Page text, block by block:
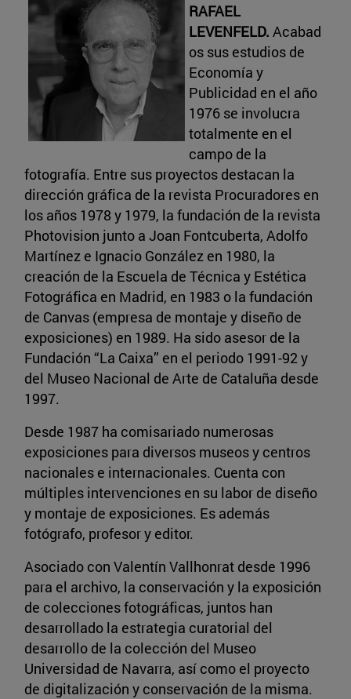
RAFAEL
LEVENFELD. Acabad
os sus estudios de
Economía y
Publicidad en el año
1976 se involucra
totalmente en el
campo de la
fotografía. Entre sus proyectos destacan la
dirección gráfica de la revista Procuradores en
los años 1978 y 1979, la fundación de la revista
Photovision junto a Joan Fontcuberta, Adolfo
Martínez e Ignacio González en 1980, la
creación de la Escuela de Técnica y Estética
Fotográfica en Madrid, en 1983 o la fundación
de Canvas (empresa de montaje y diseño de
exposiciones) en 1989. Ha sido asesor de la
Fundación “La Caixa” en el periodo 1991-92 y
del Museo Nacional de Arte de Cataluña desde
1997.
Desde 1987 ha comisariado numerosas
exposiciones para diversos museos y centros
nacionales e internacionales. Cuenta con
múltiples intervenciones en su labor de diseño
y montaje de exposiciones. Es además
fotógrafo, profesor y editor.
Asociado con Valentín Vallhonrat desde 1996
para el archivo, la conservación y la exposición
de colecciones fotográficas, juntos han
desarrollado la estrategia curatorial del
desarrollo de la colección del Museo
Universidad de Navarra, así como el proyecto
de digitalización y conservación de la misma.